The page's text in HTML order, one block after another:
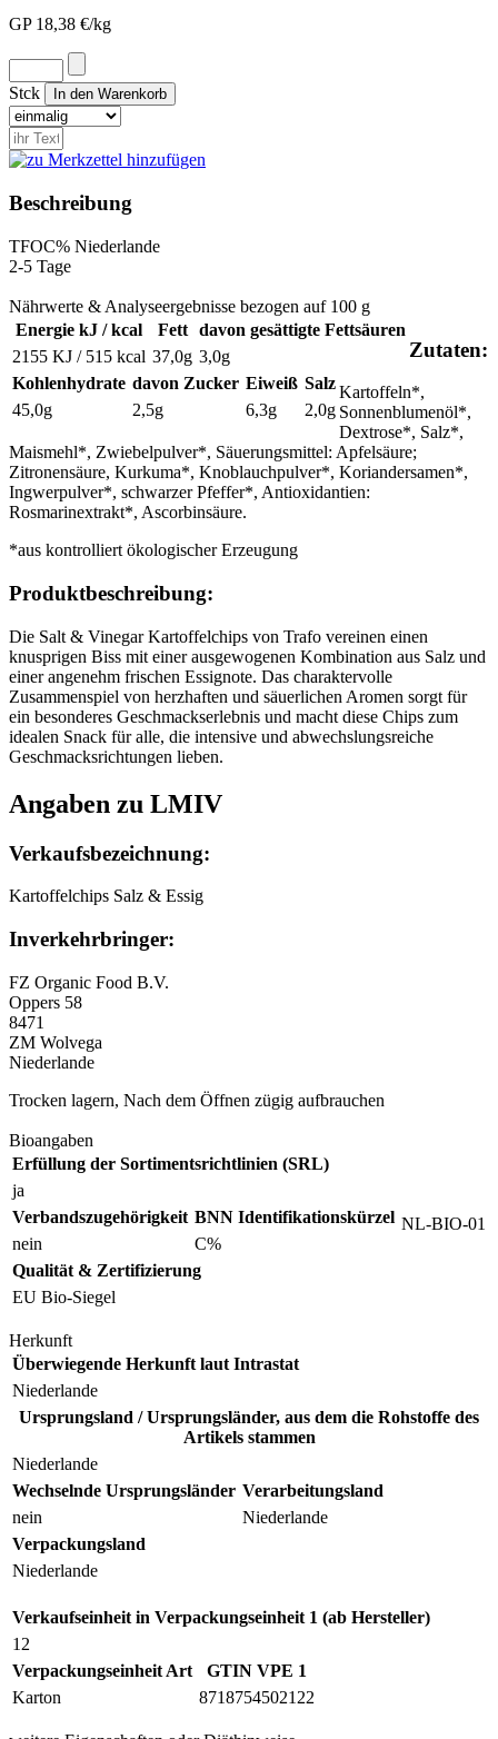
GP 18,38 €/kg
Stck
Beschreibung
TFOC% Niederlande
2-5 Tage
Nährwerte & Analyseergebnisse bezogen auf 100 g
Energie kJ / kcal
2155 KJ / 515 kcal
Fett
37,0g
davon gesättigte Fettsäuren
3,0g
Kohlenhydrate
45,0g
davon Zucker
2,5g
Eiweiß
6,3g
Salz
2,0g
Zutaten:
Kartoffeln*,
Sonnenblumenöl*,
Dextrose*, Salz*,
Maismehl*, Zwiebelpulver*, Säuerungsmittel: Apfelsäure;
Zitronensäure, Kurkuma*, Knoblauchpulver*, Koriandersamen*,
Ingwerpulver*, schwarzer Pfeffer*, Antioxidantien:
Rosmarinextrakt*, Ascorbinsäure.
*aus kontrolliert ökologischer Erzeugung
Produktbeschreibung:
Die Salt & Vinegar Kartoffelchips von Trafo vereinen einen
knusprigen Biss mit einer ausgewogenen Kombination aus Salz und
einer angenehm frischen Essignote. Das charaktervolle
Zusammenspiel von herzhaften und säuerlichen Aromen sorgt für
ein besonderes Geschmackserlebnis und macht diese Chips zum
idealen Snack für alle, die intensive und abwechslungsreiche
Geschmacksrichtungen lieben.
Angaben zu LMIV
Verkaufsbezeichnung:
Kartoffelchips Salz & Essig
Inverkehrbringer:
FZ Organic Food B.V.
Oppers 58
8471
ZM Wolvega
Niederlande
Trocken lagern, Nach dem Öffnen zügig aufbrauchen
Bioangaben
Erfüllung der Sortimentsrichtlinien (SRL)
ja
Verbandszugehörigkeit
nein
BNN Identifikationskürzel
C%
NL-BIO-01
Qualität & Zertifizierung
EU Bio-Siegel
Herkunft
Überwiegende Herkunft laut Intrastat
Niederlande
Ursprungsland / Ursprungsländer, aus dem die Rohstoffe des
Artikels stammen
Niederlande
Wechselnde Ursprungsländer
nein
Verarbeitungsland
Niederlande
Verpackungsland
Niederlande
Verkaufseinheit in Verpackungseinheit 1 (ab Hersteller)
12
Verpackungseinheit Art
Karton
GTIN VPE 1
8718754502122